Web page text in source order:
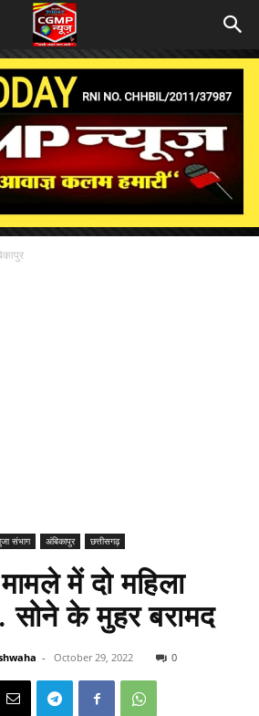
संभाग अंबिकापुर छत्तीसगढ़
में दो महिला
सोने के मुहर बरामद
- October 29, 2022 0